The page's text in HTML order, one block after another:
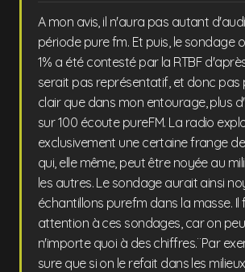
A mon avis, il n'aura pas autant
période pure fm. Et puis, le sondage
1% a été contesté par la RTBF
serait pas représentatif, et donc pas
clair que dans mon entourage, plus
sur 100 écoute pureFM. La radio
exclusivement une certaine frange
qui, elle même, peut être noyée au
les autres. Le sondage aurait ainsi
échantillons purefm dans la masse.
attention à ces sondages, car on
n'importe quoi à des chiffres.¨Par
sure que si on le refait dans les